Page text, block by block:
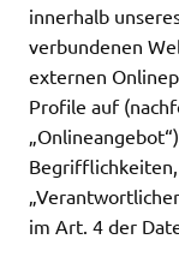
innerhalb
verbundenen
externen
Profile auf
Begrifflichkeiten,
im Art. 4 der